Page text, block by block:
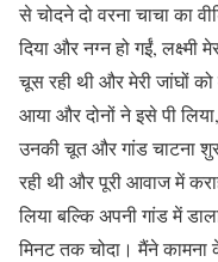
से चोदने दो वरना चाचा का
दिया और नग्न हो गईं, लक्ष्मी
चूस रही थी और मेरी जांघों
आया और दोनों ने इसे पी
उनकी चूत और गांड चाटना
रही थी और पूरी आवाज में
लिया बल्कि अपनी गांड में
मिनट तक चोदा। मैंने